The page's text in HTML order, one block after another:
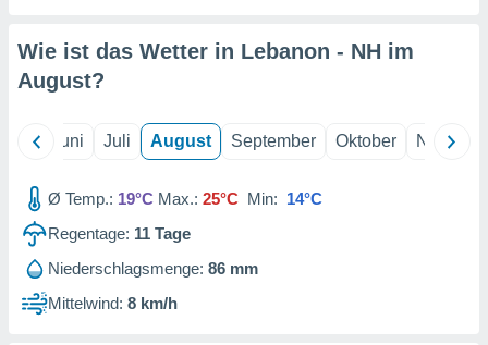
zur
von
zur
der
Wie ist das Wetter in Lebanon - NH im
August?
Juni Juli August September Oktober
Ø Temp.: 19°C Max.: 25°C Min: 14°C
Regentage: 11 Tage
Niederschlagsmenge: 86 mm
Mittelwind: 8 km/h